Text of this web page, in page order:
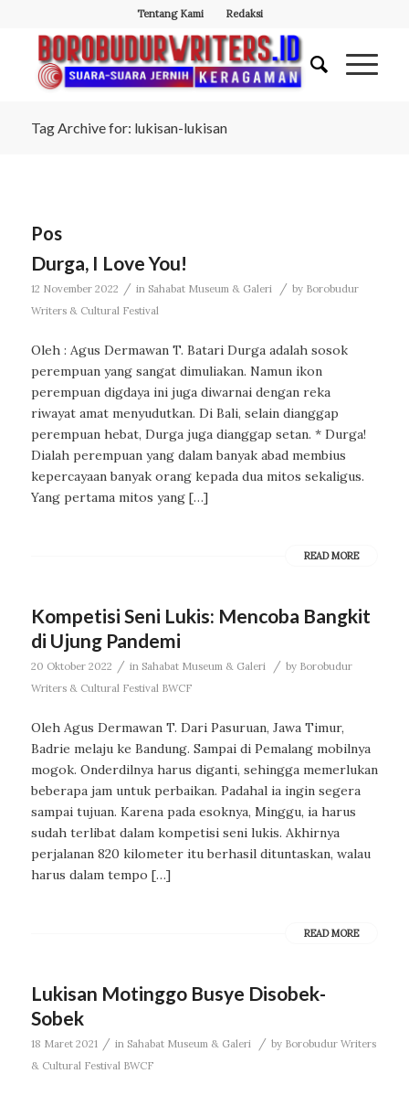
Tentang Kami Redaksi
Tag Archive for: lukisan-lukisan
Pos
Durga, I Love You!
12 November 2022 / in Sahabat Museum & Galeri / by Borobudur
Writers & Cultural Festival
Oleh : Agus Dermawan T. Batari Durga adalah sosok
perempuan yang sangat dimuliakan. Namun ikon
perempuan digdaya ini juga diwarnai dengan reka
riwayat amat menyudutkan. Di Bali, selain dianggap
perempuan hebat, Durga juga dianggap setan. * Durga!
Dialah perempuan yang dalam banyak abad membius
kepercayaan banyak orang kepada dua mitos sekaligus.
Yang pertama mitos yang […]
READ MORE
Kompetisi Seni Lukis: Mencoba Bangkit
di Ujung Pandemi
20 Oktober 2022 / in Sahabat Museum & Galeri / by Borobudur
Writers & Cultural Festival BWCF
Oleh Agus Dermawan T. Dari Pasuruan, Jawa Timur,
Badrie melaju ke Bandung. Sampai di Pemalang mobilnya
mogok. Onderdilnya harus diganti, sehingga memerlukan
beberapa jam untuk perbaikan. Padahal ia ingin segera
sampai tujuan. Karena pada esoknya, Minggu, ia harus
sudah terlibat dalam kompetisi seni lukis. Akhirnya
perjalanan 820 kilometer itu berhasil dituntaskan, walau
harus dalam tempo […]
READ MORE
Lukisan Motinggo Busye Disobek-
Sobek
18 Maret 2021 / in Sahabat Museum & Galeri / by Borobudur Writers
& Cultural Festival BWCF